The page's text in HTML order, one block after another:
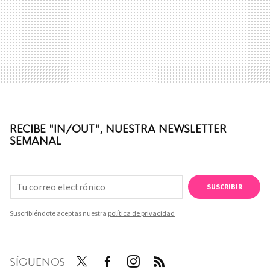
RECIBE "IN/OUT", NUESTRA NEWSLETTER
SEMANAL
SUSCRIBIR
Suscribiéndote aceptas nuestra política de privacidad
SÍGUENOS